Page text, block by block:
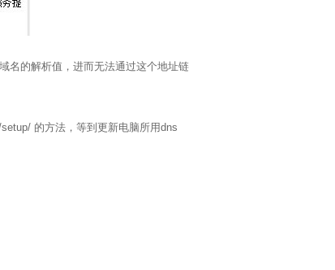
名的解析值，进而无法通过这个地址链
的方法，等到更新电脑所用dns